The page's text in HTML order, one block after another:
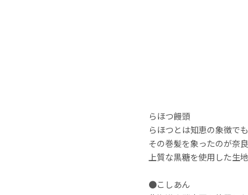
らほつ饅頭
らほつとは知恵の象徴で
その巻髪を象ったのが奈
上質な黒糖を使用した生
●こしあん